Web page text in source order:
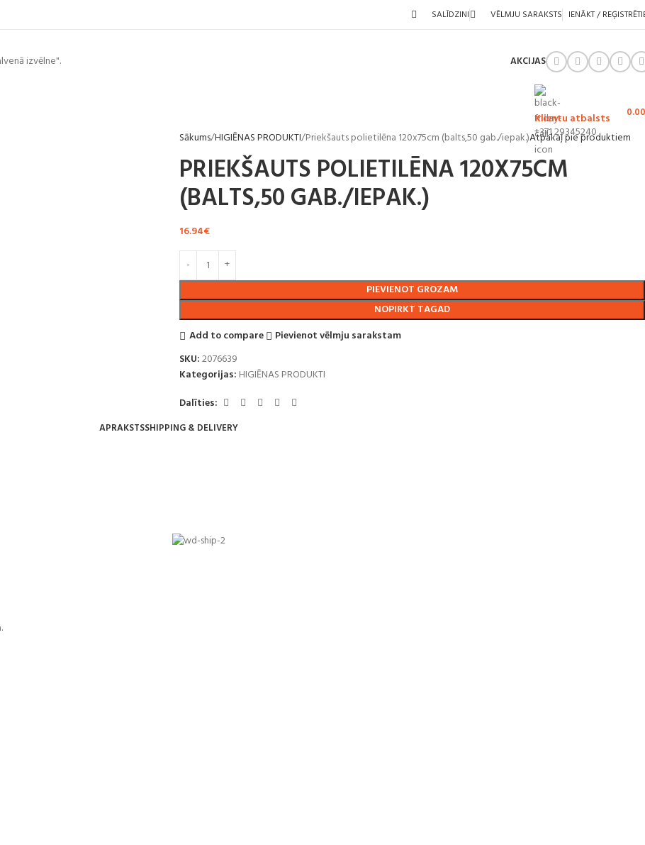
SALĪDZINI VĒLMJU SARAKSTS IENĀKT /
izvēlne". AKCIJAS
Klientu atbalsts
+371 29345240
0.00
Sākums HIGIĒNAS PRODUKTI Priekšauts polietilēna 120x75cm (balts,50 gab./iepak.)Atpakaļ pie produktiem
PRIEKŠAUTS POLIETILĒNA 120X75CM
(BALTS,50 GAB./IEPAK.)
16.94€
PIEVIENOT GROZAM
NOPIRKT TAGAD
Add to compare
Pievienot vēlmju sarakstam
SKU:2076639
Kategorijas: HIGIĒNAS PRODUKTI
Dalīties:
APRAKSTSSHIPPING & DELIVERY